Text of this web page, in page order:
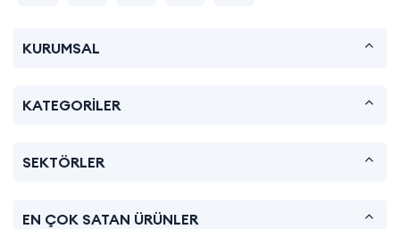
KURUMSAL
KATEGORİLER
SEKTÖRLER
EN ÇOK SATAN ÜRÜNLER